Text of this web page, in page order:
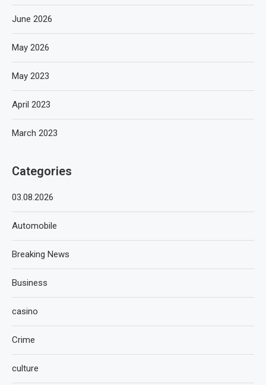
June 2026
May 2026
May 2023
April 2023
March 2023
Categories
03.08.2026
Automobile
Breaking News
Business
casino
Crime
culture